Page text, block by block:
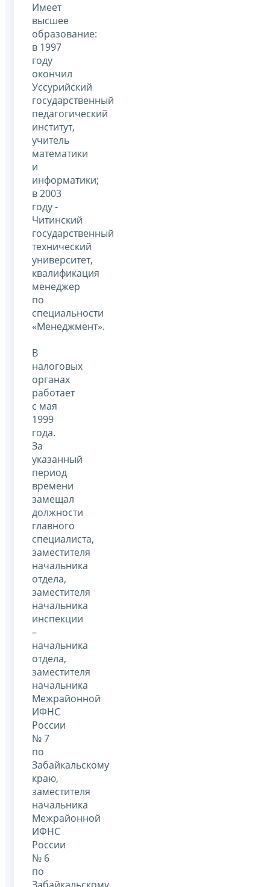
Имеет
высшее
образование:
в 1997
году
окончил
Уссурийский
государственный
педагогический
институт,
учитель
математики
и
информатики;
в 2003
году -
Читинский
государственный
технический
университет,
квалификация
менеджер
по
специальности
«Менеджмент».
В
налоговых
органах
работает
с мая
1999
года.
За
указанный
период
времени
замещал
должности
главного
специалиста,
заместителя
начальника
отдела,
заместителя
начальника
инспекции
–
начальника
отдела,
заместителя
начальника
Межрайонной
ИФНС
России
№ 7
по
Забайкальскому
краю,
заместителя
начальника
Межрайонной
ИФНС
России
№ 6
по